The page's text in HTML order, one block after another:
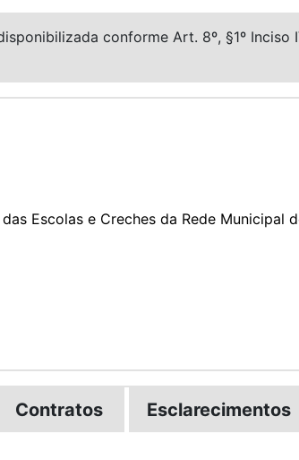
conforme Art. 8º, §1º Inciso
Escolas e Creches da Rede Municipal
Contratos Esclarecimentos